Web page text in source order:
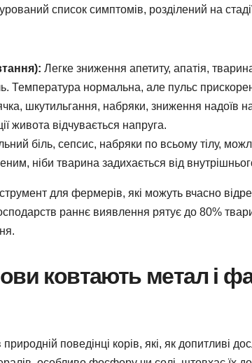
список симптомів, розділений на
Легке зниження апетиту, апатія,
Температура нормальна, але пульс
шкутильгання, набряки, зниження надоїв
живота відчувається напруга.
біль, сепсис, набряки по всьому тілу,
ніби тварина задихається від
для фермерів, які можуть вчасно
раннє виявлення рятує до 80%
ковтають метал і
поведінці корів, які, як допитливі